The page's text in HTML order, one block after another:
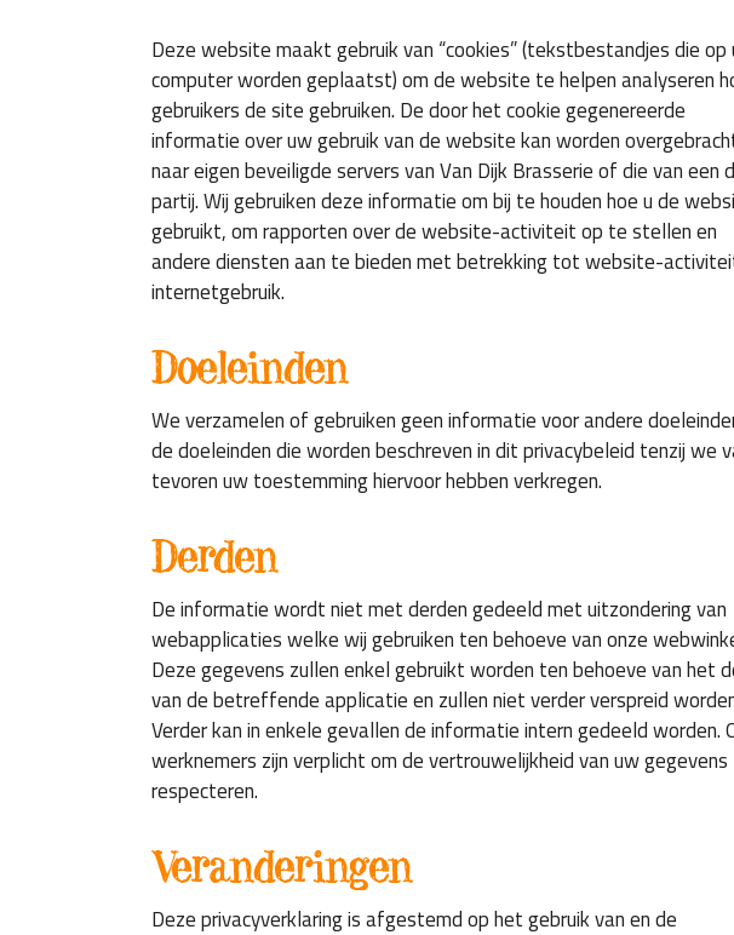
Deze website maakt gebruik van “cookies” (tekstbestandjes die op
computer worden geplaatst) om de website te helpen analyseren
gebruikers de site gebruiken. De door het cookie gegenereerde
informatie over uw gebruik van de website kan worden
naar eigen beveiligde servers van Van Dijk Brasserie of die van een
partij. Wij gebruiken deze informatie om bij te houden hoe u de
gebruikt, om rapporten over de website-activiteit op te stellen en
andere diensten aan te bieden met betrekking tot website-
internetgebruik.
Doeleinden
We verzamelen of gebruiken geen informatie voor andere
de doeleinden die worden beschreven in dit privacybeleid tenzij we
tevoren uw toestemming hiervoor hebben verkregen.
Derden
De informatie wordt niet met derden gedeeld met uitzondering van
webapplicaties welke wij gebruiken ten behoeve van onze
Deze gegevens zullen enkel gebruikt worden ten behoeve van het
van de betreffende applicatie en zullen niet verder verspreid
Verder kan in enkele gevallen de informatie intern gedeeld worden.
werknemers zijn verplicht om de vertrouwelijkheid van uw
respecteren.
Veranderingen
Deze privacyverklaring is afgestemd op het gebruik van en de